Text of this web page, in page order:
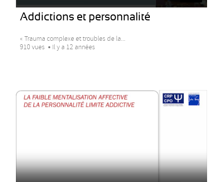
Addictions et personnalité
« Trauma complexe et troubles de la...
910 vues
Il y a 12 années